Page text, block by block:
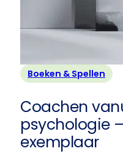
Boeken & Spellen
Coachen
psychologie
exemplaar